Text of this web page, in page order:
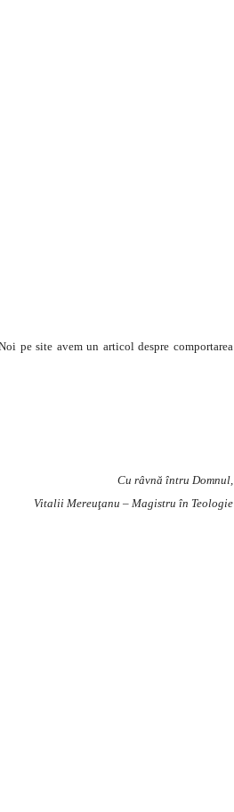
pe site avem un articol despre comportarea
Cu râvnă întru Domnul,
Vitalii Mereuţanu – Magistru în Teologie